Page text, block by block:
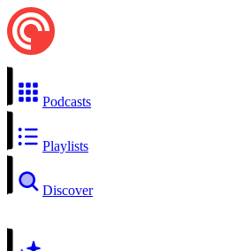
Podcasts
Playlists
Discover